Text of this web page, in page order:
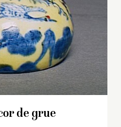
de grue